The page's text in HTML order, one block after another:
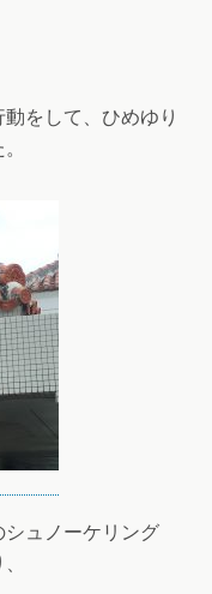
をして、ひめゆり
ュノーケリング